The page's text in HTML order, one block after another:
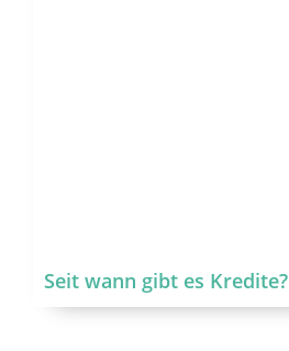
Seit wann gibt es Kredite?